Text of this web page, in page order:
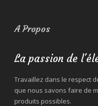
A Propos
La passion de
Travaillez dans le respect
que nous savons faire de
produits possibles.